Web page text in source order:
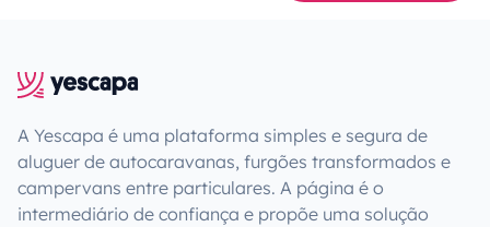
A Yescapa é uma plataforma simples e segura de
aluguer de autocaravanas, furgões transformados e
campervans entre particulares. A página é o
intermediário de confiança e propõe uma solução